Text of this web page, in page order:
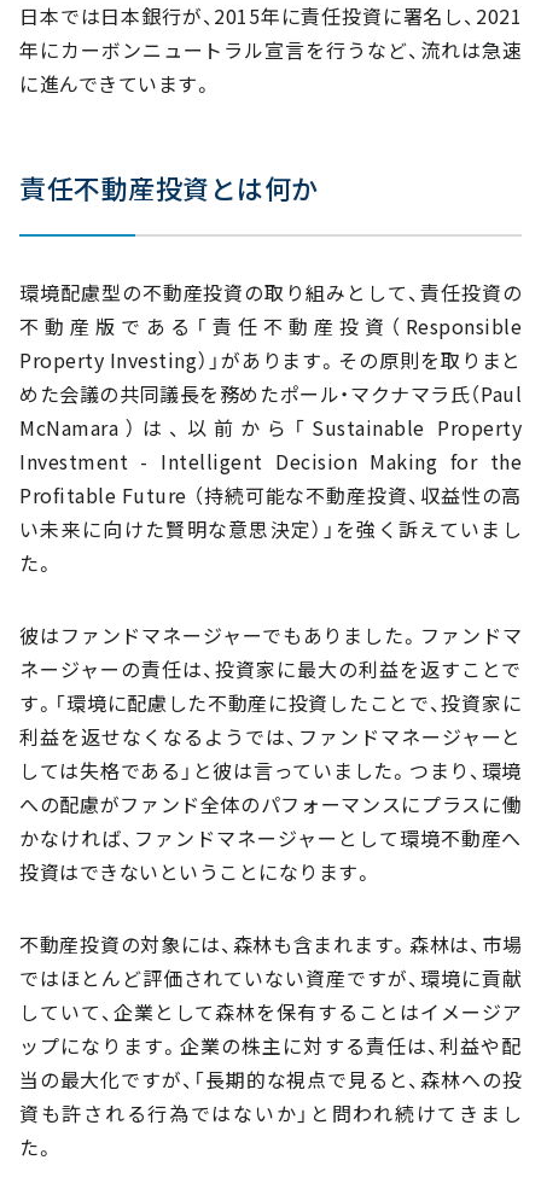
日本では日本銀行が、2015年に責任投資に署名し、2021
年にカーボンニュートラル宣言を行うなど、流れは急速
に進んできています。
責任不動産投資とは何か
環境配慮型の不動産投資の取り組みとして、責任投資の
不動産版である「責任不動産投資（Responsible
Property Investing）」があります。その原則を取りまと
めた会議の共同議長を務めたポール・マクナマラ氏（Paul
McNamara）は、以前から「Sustainable Property
Investment - Intelligent Decision Making for the
Profitable Future （持続可能な不動産投資、収益性の高
い未来に向けた賢明な意思決定）」を強く訴えていまし
た。
彼はファンドマネージャーでもありました。ファンドマ
ネージャーの責任は、投資家に最大の利益を返すことで
す。「環境に配慮した不動産に投資したことで、投資家に
利益を返せなくなるようでは、ファンドマネージャーと
しては失格である」と彼は言っていました。つまり、環境
への配慮がファンド全体のパフォーマンスにプラスに働
かなければ、ファンドマネージャーとして環境不動産へ
投資はできないということになります。
不動産投資の対象には、森林も含まれます。森林は、市場
ではほとんど評価されていない資産ですが、環境に貢献
していて、企業として森林を保有することはイメージア
ップになります。企業の株主に対する責任は、利益や配
当の最大化ですが、「長期的な視点で見ると、森林への投
資も許される行為ではないか」と問われ続けてきまし
た。